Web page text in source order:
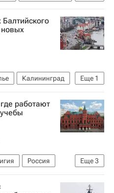
училище
Еще 1
Калининград
работают
Еще3
Россия